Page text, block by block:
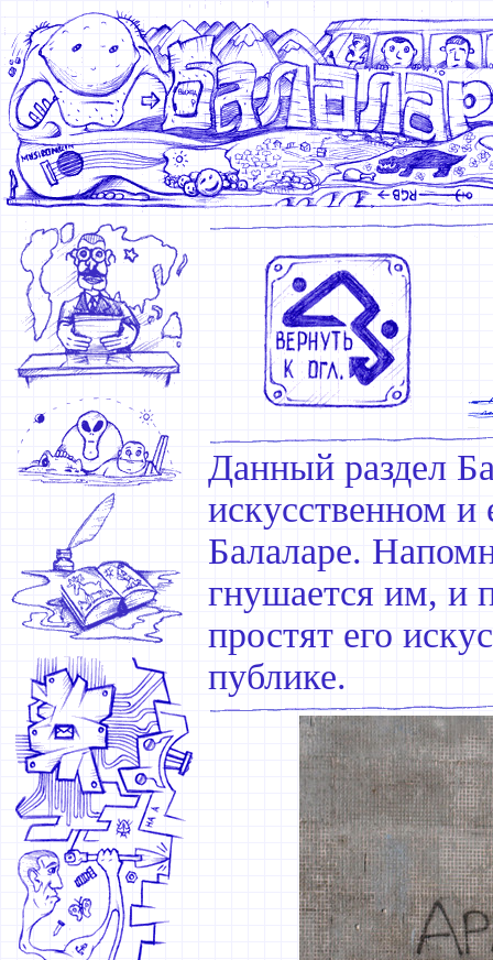
Данный раздел
искусственном и
Балаларе.
гнушается им, и
простят его
публике.